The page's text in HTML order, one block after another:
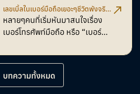
เลขเบิ้ลในเบอร์มือถือเยอะๆชีวิตพังจริง
ไหม
หลายๆคนที่เริ่มหันมาสนใจเรื่อง
เบอร์โทรศัพท์มือถือ หรือ “เบอร์
ว่า "เลขเบิ้ล" หรือเลขซ้ำๆกันใน
เบอร์โทรศัพท์นั้น
ไม่ดี
ไหม? วันนี้เราจะมาไขข้อสงสัยกัน
บทความทั้งหมด